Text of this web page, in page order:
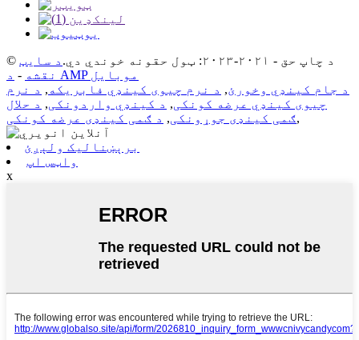
© د چاپ حق - ۲۰۲۱-۲۰۲۳: ټول حقونه خوندي دي.
د سایټ
نقشه -
د AMP موبایل
د جام کینډي وخورئ, د نرم چیوی کینډي فابریکه , د نرم
چیوی کینډي عرضه کونکی, د کینډي واردونکی, د حلال
ګمی کینډی جوړونکی, د ګمی کینډی عرضه کونکی ,
برېښنالیک ولېږئ
واټس اپ
x